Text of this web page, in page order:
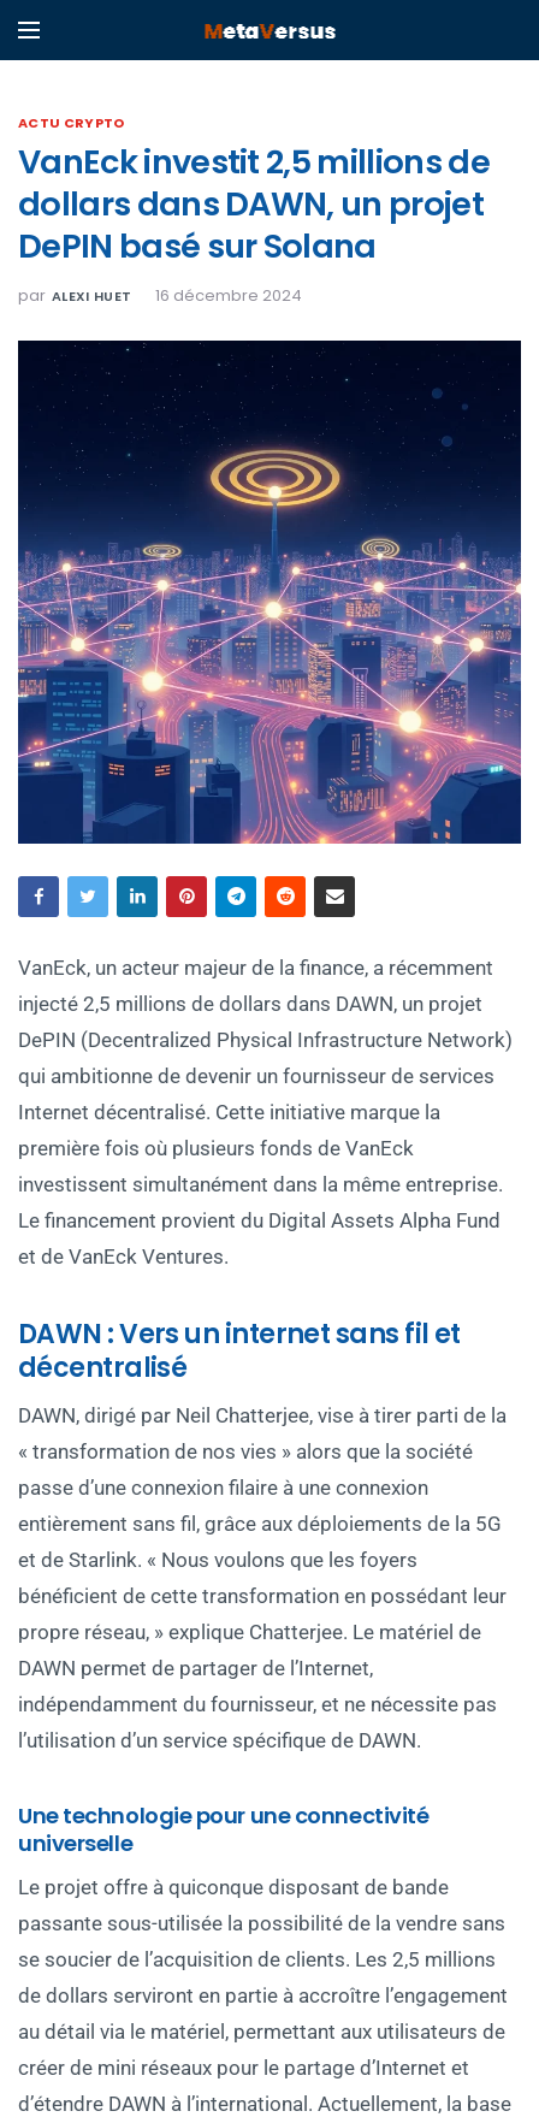
ACTU CRYPTO
VanEck investit 2,5 millions de
dollars dans DAWN, un projet
DePIN basé sur Solana
par ALEXI HUET 16 décembre 2024
VanEck, un acteur majeur de la finance, a récemment
injecté 2,5 millions de dollars dans DAWN, un projet
DePIN (Decentralized Physical Infrastructure Network)
qui ambitionne de devenir un fournisseur de services
Internet décentralisé. Cette initiative marque la
première fois où plusieurs fonds de VanEck
investissent simultanément dans la même entreprise.
Le financement provient du Digital Assets Alpha Fund
et de VanEck Ventures.
DAWN : Vers un internet sans fil et
décentralisé
DAWN, dirigé par Neil Chatterjee, vise à tirer parti de la
« transformation de nos vies » alors que la société
passe d’une connexion filaire à une connexion
entièrement sans fil, grâce aux déploiements de la 5G
et de Starlink. « Nous voulons que les foyers
bénéficient de cette transformation en possédant leur
propre réseau, » explique Chatterjee. Le matériel de
DAWN permet de partager de l’Internet,
indépendamment du fournisseur, et ne nécessite pas
l’utilisation d’un service spécifique de DAWN.
Une technologie pour une connectivité
universelle
Le projet offre à quiconque disposant de bande
passante sous-utilisée la possibilité de la vendre sans
se soucier de l’acquisition de clients. Les 2,5 millions
de dollars serviront en partie à accroître l’engagement
au détail via le matériel, permettant aux utilisateurs de
créer de mini réseaux pour le partage d’Internet et
d’étendre DAWN à l’international. Actuellement, la base